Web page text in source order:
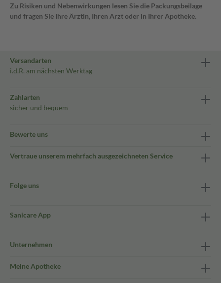
Zu Risiken und Nebenwirkungen lesen Sie die Packungsbeilage
und fragen Sie Ihre Ärztin, Ihren Arzt oder in Ihrer Apotheke.
Versandarten
i.d.R. am nächsten Werktag
Zahlarten
sicher und bequem
Bewerte uns
Vertraue unserem mehrfach ausgezeichneten Service
Folge uns
Sanicare App
Unternehmen
Meine Apotheke